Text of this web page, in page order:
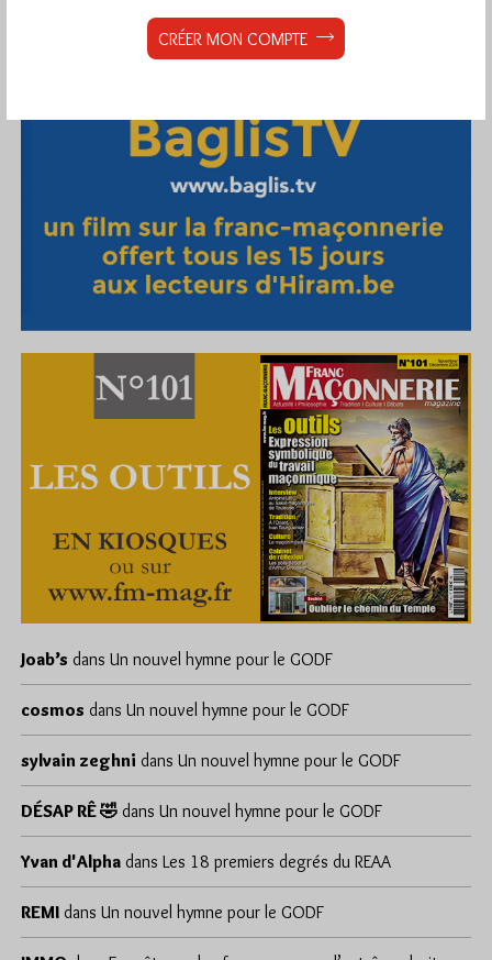
Joab’s dans Un nouvel hymne pour le GODF
cosmos dans Un nouvel hymne pour le GODF
sylvain zeghni dans Un nouvel hymne pour le GODF
DÉSAP RÊ 🤣 dans Un nouvel hymne pour le GODF
Yvan d'Alpha dans Les 18 premiers degrés du REAA
REMI dans Un nouvel hymne pour le GODF
CRÉER MON COMPTE